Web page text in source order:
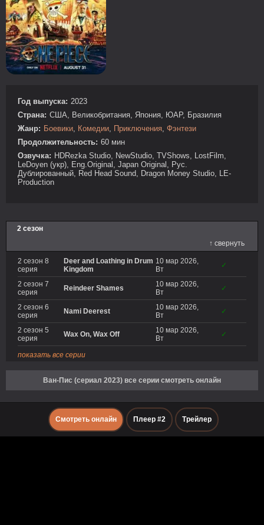
Год выпуска: 2023
Страна: США, Великобритания, Япония, ЮАР, Бразилия
Жанр: Боевики Комедии Приключения Фэнтези
Продолжительность: 60 мин
Озвучка: HDRezka Studio, NewStudio, TVShows, LostFilm,
LeDoyen (укр), Eng.Original, Japan Original, Рус.
Дублированный, Red Head Sound, Dragon Money Studio, LE-
Production
2 сезон
↑ свернуть
2 сезон 8
серия
Deer and Loathing in Drum
Kingdom
10 мар 2026,
Вт
✓
2 сезон 7
серия
Reindeer Shames
10 мар 2026,
Вт
✓
2 сезон 6
серия
Nami Deerest
10 мар 2026,
Вт
✓
2 сезон 5
серия
Wax On, Wax Off
10 мар 2026,
Вт
✓
показать все серии
Ван-Пис (сериал 2023) все серии смотреть онлайн
Смотреть онлайн Плеер #2 Трейлер